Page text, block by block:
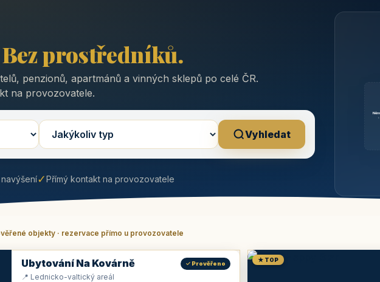
Bez prostředníků.
penzionů, apartmánů a vinných sklepů po celé ČR.
na provozovatele.
Vyhledat
✓Přímý kontakt na provozovatele
objekty · rezervace přímo u provozovatele
Ubytování Na Kovárně ✓ Prověřeno
📍 Lednicko-valtický areál
★ TOP